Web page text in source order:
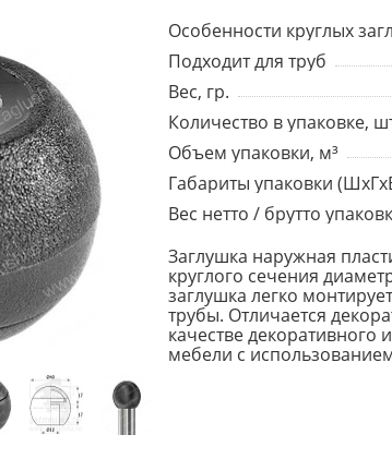
Особенности круглых
Подходит для труб
Вес, гр.
Количество в упаковке,
Объем упаковки, м³
Габариты упаковки
Вес нетто / брутто
Заглушка наружная
круглого сечения
заглушка легко
трубы. Отличается
качестве декоративного
мебели с